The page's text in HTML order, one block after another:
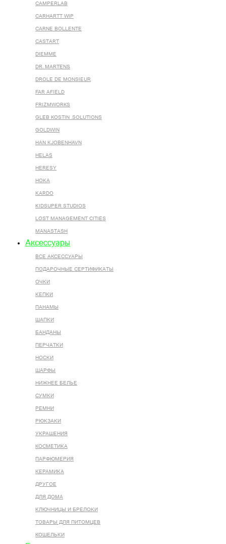
CAMPERLAB
CARHARTT WIP
CARNE BOLLENTE
CASTART
DIEMME
DR. MARTENS
DROLE DE MONSIEUR
FAR AFIELD
FRIZMWORKS
GLEB KOSTIN .SOLUTIONS
GOLDWIN
HAN KJOBENHAVN
HELAS
HERESY
HOKA
KARDO
KIDSUPER STUDIOS
LOST MANAGEMENT CITIES
MANASTASH
Аксессуары
ВСЕ AКСЕССУАРЫ
ПОДАРОЧНЫЕ СЕРТИФИКАТЫ
ОЧКИ
КЕПКИ
ПАНАМЫ
ШАПКИ
БАНДАНЫ
ПЕРЧАТКИ
НОСКИ
ШАРФЫ
НИЖНЕЕ БЕЛЬЕ
СУМКИ
РЕМНИ
РЮКЗАКИ
УКРАШЕНИЯ
КОСМЕТИКА
ПАРФЮМЕРИЯ
КЕРАМИКА
ДРУГОЕ
ДЛЯ ДОМА
КЛЮЧНИЦЫ И БРЕЛОКИ
ТОВАРЫ ДЛЯ ПИТОМЦЕВ
КОШЕЛЬКИ